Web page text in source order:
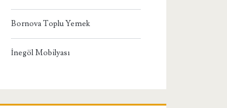
Bornova Toplu Yemek
İnegöl Mobilyası